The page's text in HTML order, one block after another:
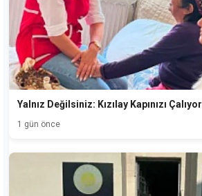
Yalnız Değilsiniz: Kızılay Kapınızı Çalıyor
1 gün önce